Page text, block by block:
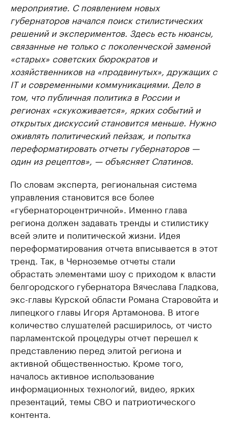
мероприятие. С появлением новых
губернаторов начался поиск стилистических
решений и экспериментов. Здесь есть нюансы,
связанные не только с поколенческой заменой
«старых» советских бюрократов и
хозяйственников на «продвинутых», дружащих с
IT и современными коммуникациями. Дело в
том, что публичная политика в России и
регионах «скукоживается», ярких событий и
открытых дискуссий становится меньше. Нужно
оживлять политический пейзаж, и попытка
переформатировать отчеты губернаторов —
один из рецептов», — объясняет Слатинов.
По словам эксперта, региональная система
управления становится все более
«губернатороцентричной». Именно глава
региона должен задавать тренды и стилистику
всей элите и политической жизни. Идея
переформатирования отчета вписывается в этот
тренд. Так, в Черноземье отчеты стали
обрастать элементами шоу с приходом к власти
белгородского губернатора Вячеслава Гладкова,
экс-главы Курской области Романа Старовойта и
липецкого главы Игоря Артамонова. В итоге
количество слушателей расширилось, от чисто
парламентской процедуры отчет перешел к
представлению перед элитой региона и
активной общественностью. Кроме того,
началось активное использование
информационных технологий, видео, ярких
презентаций, темы СВО и патриотического
контента.